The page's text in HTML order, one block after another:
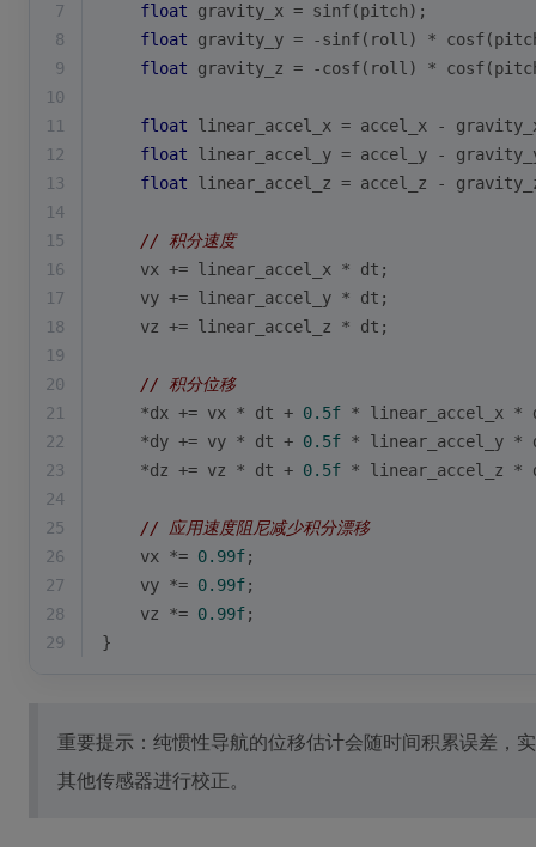
7
float gravity_x = sinf(pitch);
8
float gravity_y = -sinf(roll) *
9
float gravity_z = -cosf(roll) *
10
11
float linear_accel_x = accel_x -
12
float linear_accel_y = accel_y -
13
float linear_accel_z = accel_z -
14
15
// 积分速度
16
    vx += linear_accel_x * dt;
17
    vy += linear_accel_y * dt;
18
    vz += linear_accel_z * dt;
19
20
// 积分位移
21
    *dx += vx * dt +
0.5f * linear_accel_x
22
    *dy += vy * dt +
0.5f * linear_accel_y
23
    *dz += vz * dt +
0.5f * linear_accel_z
24
25
// 应用速度阻尼减少积分漂移
26
    vx *=
0.99f;
27
    vy *=
0.99f;
28
    vz *=
0.99f;
29
}
重要提示：纯惯性导航的位移估计会随时间积累误差，
其他传感器进行校正。